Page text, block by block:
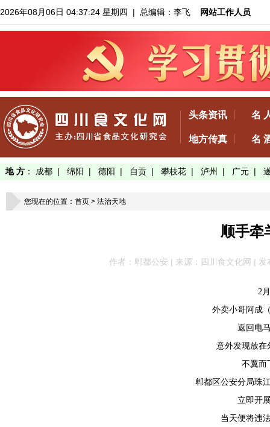
2026年08月06日 04:37:24 星期四 | 总编辑：李飞 网站工作人员
头条资讯 名
地方传真 名
地 方 ： 成都 | 绵阳 | 德阳 | 自贡 | 攀枝花 | 泸州 | 广元 |
您现在的位置： 首页 > 法治天地
顺手牵
作者：郫都公安 | 来源：四川食文化网 |
2
外卖小哥阿成
返回电
意外发现放在
不翼而
郫都区公安分局珠
立即开
当天便将违